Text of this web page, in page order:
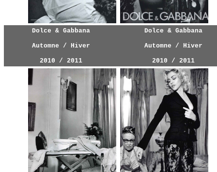
Dolce & Gabbana
Automne / Hiver
2010 / 2011
Dolce & Gabbana
Automne / Hiver
2010 / 2011